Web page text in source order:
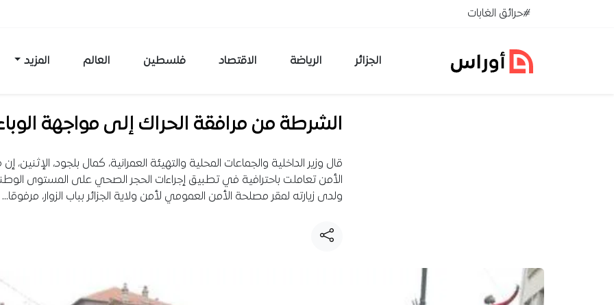
تخطي إلى المحتوى#حرائق الغابات
الجزائر الرياضة الاقتصاد فلسطين العالم المزيد
الشرطة من مرافقة الحراك إلى مواجهة
قال وزير الداخلية والجماعات المحلية والتهيئة العمرانية، كمال بلجود، الإثنين،
الأمن تعاملت باحترافية في تطبيق إجراءات الحجر الصحي على المستوى
ولدى زيارته لمقر مصلحة الأمن العمومي لأمن ولاية الجزائر بباب الزوار، مرفوقا…